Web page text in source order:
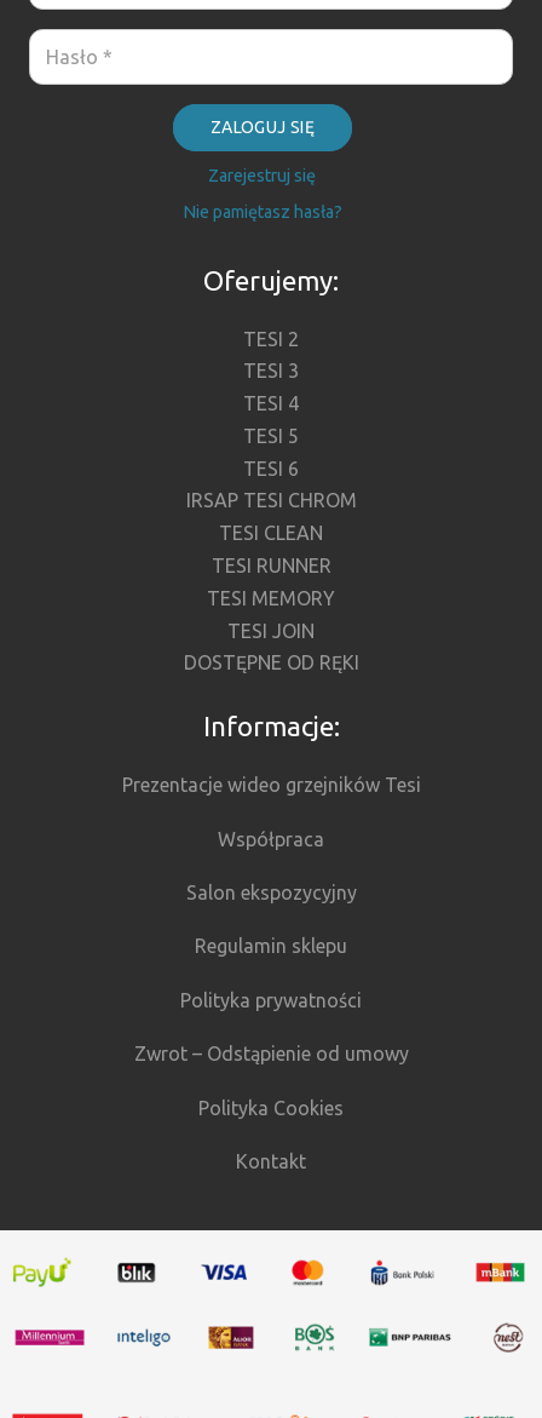
ZALOGUJ SIĘ
Zarejestruj się
Nie pamiętasz hasła?
Oferujemy:
TESI 2
TESI 3
TESI 4
TESI 5
TESI 6
IRSAP TESI CHROM
TESI CLEAN
TESI RUNNER
TESI MEMORY
TESI JOIN
DOSTĘPNE OD RĘKI
Informacje:
Prezentacje wideo grzejników Tesi
Współpraca
Salon ekspozycyjny
Regulamin sklepu
Polityka prywatności
Zwrot – Odstąpienie od umowy
Polityka Cookies
Kontakt